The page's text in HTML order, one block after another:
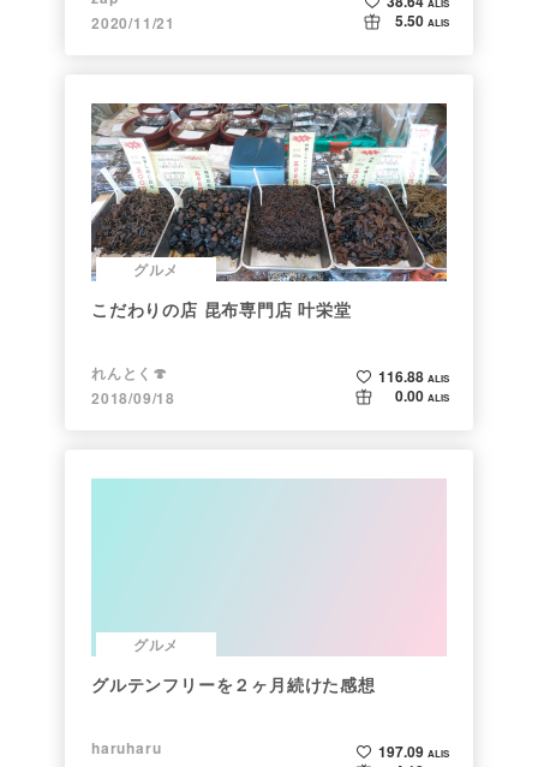
2020/11/21
ALIS
5.50 ALIS
グルメ
こだわりの店 昆布専門店 叶栄堂
れんとく🍄
2018/09/18
116.88 ALIS
0.00 ALIS
グルメ
グルテンフリーを２ヶ月続けた感想
haruharu
197.09 ALIS